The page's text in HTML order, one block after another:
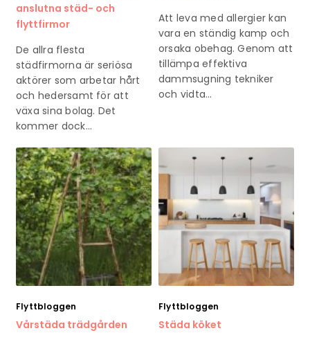
anslutna städ- och
flyttfirmor
De allra flesta
städfirmorna är seriösa
aktörer som arbetar hårt
och hedersamt för att
växa sina bolag. Det
kommer dock…
Att leva med allergier kan
vara en ständig kamp och
orsaka obehag. Genom att
tillämpa effektiva
dammsugning tekniker
och vidta…
Flyttbloggen
Vårstäda trädgården
Flyttbloggen
Städa köket